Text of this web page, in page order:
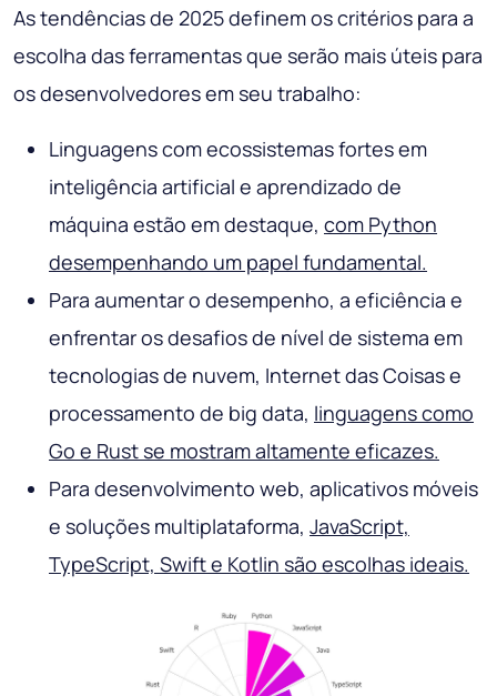
As tendências de 2025 definem os critérios para a
escolha das ferramentas que serão mais úteis para
os desenvolvedores em seu trabalho:
Linguagens com ecossistemas fortes em
inteligência artificial e aprendizado de
máquina estão em destaque, com Python
desempenhando um papel fundamental.
Para aumentar o desempenho, a eficiência e
enfrentar os desafios de nível de sistema em
tecnologias de nuvem, Internet das Coisas e
processamento de big data, linguagens como
Go e Rust se mostram altamente eficazes.
Para desenvolvimento web, aplicativos móveis
e soluções multiplataforma, JavaScript,
TypeScript, Swift e Kotlin são escolhas ideais.